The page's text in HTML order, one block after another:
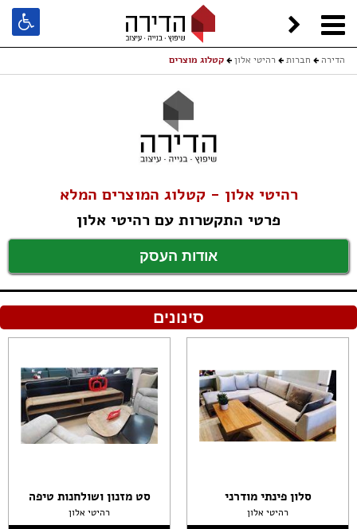
הדירה חברות רהיטי אלון קטלוג מוצרים
רהיטי אלון - קטלוג המוצרים המלא
פרטי התקשרות עם רהיטי אלון
אודות העסק
סינונים
סלון פינתי מודרני
רהיטי אלון
סט מזנון ושולחנות טיפה
רהיטי אלון